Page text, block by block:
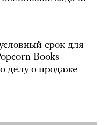
срок для
Books
делу о продаже